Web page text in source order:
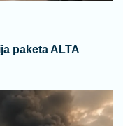
paketa ALTA